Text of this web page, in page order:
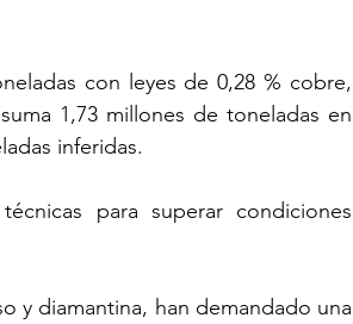
con leyes de 0,28 % cobre,
1,73 millones de toneladas en
inferidas.
para superar condiciones
y diamantina, han demandado una